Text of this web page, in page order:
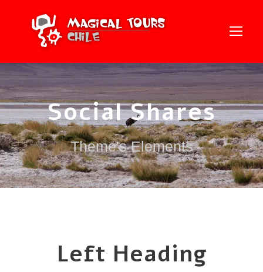
Social Shares
Theme's Elements
Left Heading